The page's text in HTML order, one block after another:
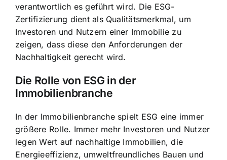
verantwortlich es geführt wird. Die ESG-
Zertifizierung dient als Qualitätsmerkmal, um
Investoren und Nutzern einer Immobilie zu
zeigen, dass diese den Anforderungen der
Nachhaltigkeit gerecht wird.
Die Rolle von ESG in der
Immobilienbranche
In der Immobilienbranche spielt ESG eine immer
größere Rolle. Immer mehr Investoren und Nutzer
legen Wert auf nachhaltige Immobilien, die
Energieeffizienz, umweltfreundliches Bauen und